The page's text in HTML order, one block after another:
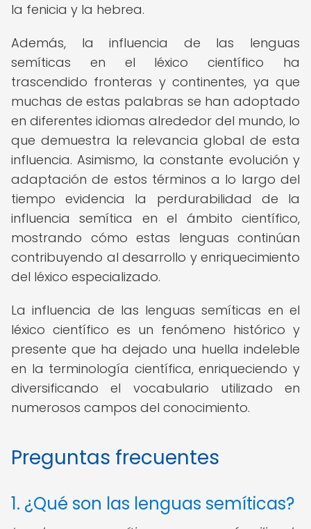
la fenicia y la hebrea.
Además, la influencia de las lenguas
semíticas en el léxico científico ha
trascendido fronteras y continentes, ya que
muchas de estas palabras se han adoptado
en diferentes idiomas alrededor del mundo, lo
que demuestra la relevancia global de esta
influencia. Asimismo, la constante evolución y
adaptación de estos términos a lo largo del
tiempo evidencia la perdurabilidad de la
influencia semítica en el ámbito científico,
mostrando cómo estas lenguas continúan
contribuyendo al desarrollo y enriquecimiento
del léxico especializado.
La influencia de las lenguas semíticas en el
léxico científico es un fenómeno histórico y
presente que ha dejado una huella indeleble
en la terminología científica, enriqueciendo y
diversificando el vocabulario utilizado en
numerosos campos del conocimiento.
Preguntas frecuentes
1. ¿Qué son las lenguas semíticas?